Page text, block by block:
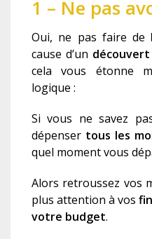
1 – Ne pas
Oui, ne pas faire de
cause d’un
cela vous étonne
logique :
Si vous ne savez
dépenser tous les
quel moment vous
Alors retroussez vos
plus attention à vos
votre budget.